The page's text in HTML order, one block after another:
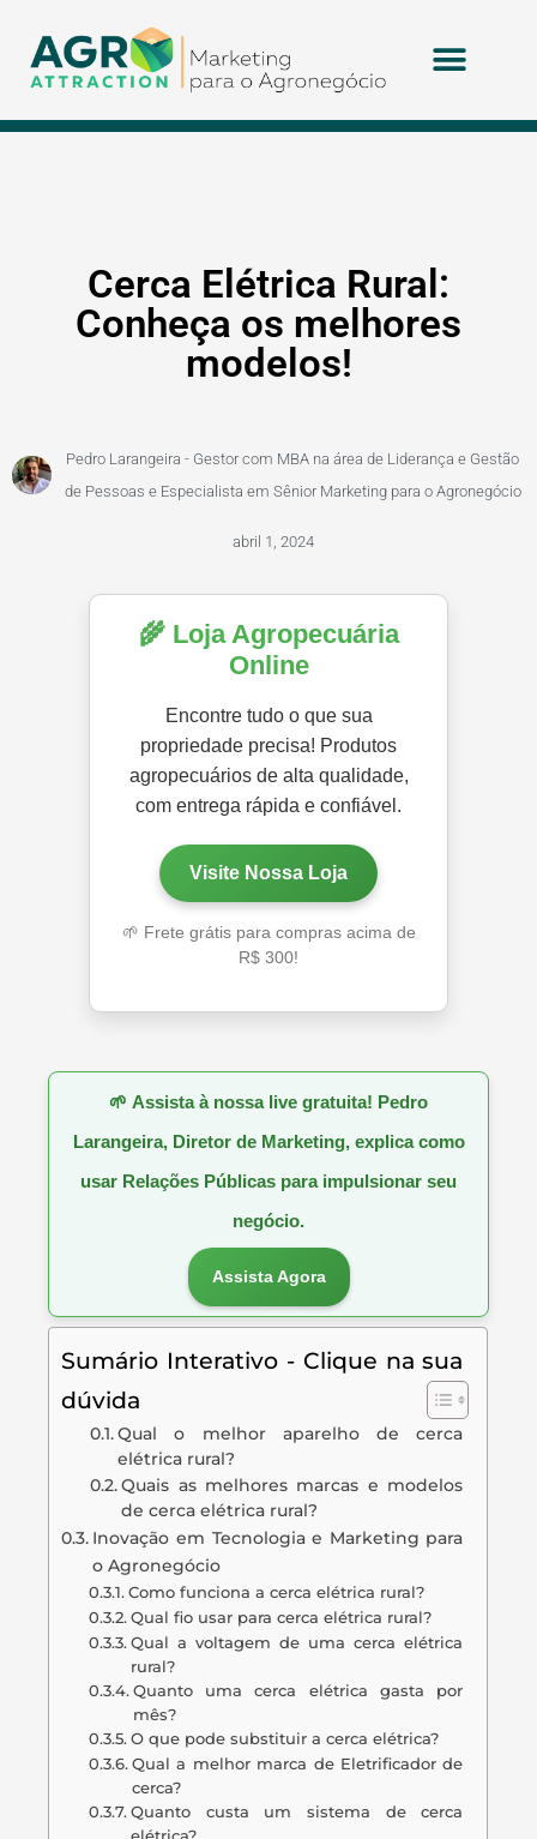
Cerca Elétrica Rural:
Conheça os melhores
modelos!
Pedro Larangeira - Gestor com MBA na área de Liderança e Gestão
de Pessoas e Especialista em Sênior Marketing para o Agronegócio
abril 1, 2024
🌾 Loja Agropecuária
Online
Encontre tudo o que sua
propriedade precisa! Produtos
agropecuários de alta qualidade,
com entrega rápida e confiável.
Visite Nossa Loja
🌱 Frete grátis para compras acima de
R$ 300!
🌱 Assista à nossa live gratuita! Pedro
Larangeira, Diretor de Marketing, explica como
usar Relações Públicas para impulsionar seu
negócio.
Assista Agora
Sumário Interativo - Clique na sua
dúvida
Qual o melhor aparelho de cerca
elétrica rural?
Quais as melhores marcas e modelos
de cerca elétrica rural?
Inovação em Tecnologia e Marketing para
o Agronegócio
Como funciona a cerca elétrica rural?
Qual fio usar para cerca elétrica rural?
Qual a voltagem de uma cerca elétrica
rural?
Quanto uma cerca elétrica gasta por
mês?
O que pode substituir a cerca elétrica?
Qual a melhor marca de Eletrificador de
cerca?
Quanto custa um sistema de cerca
elétrica?